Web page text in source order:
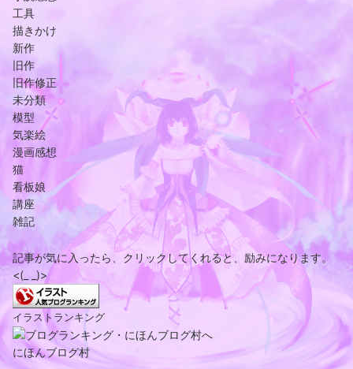
工具
描きかけ
新作
旧作
旧作修正
未分類
模型
気楽絵
漫画感想
猫
看板娘
講座
雑記
記事が気に入ったら、クリックしてくれると、励みになります。
<(_ _)>
イラストランキング
にほんブログ村